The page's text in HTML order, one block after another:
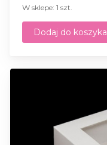
W sklepe: 1 szt.
Dodaj do koszyka